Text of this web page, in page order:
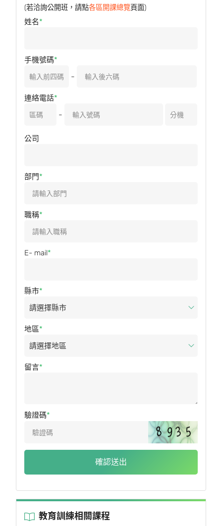
(若洽詢公開班，請點各區開課總覽頁面)
姓名
手機號碼
-
連絡電話
-
公司
部門
職稱
E- mail
縣市
地區
留言
驗證碼
確認送出
教育訓練相關課程